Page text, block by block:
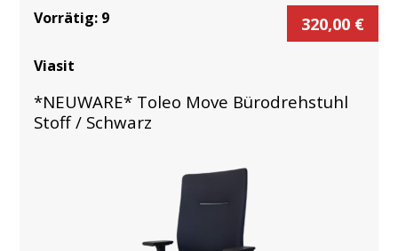
Vorrätig: 9 320,00 €
Viasit
*NEUWARE* Toleo Move Bürodrehstuhl
Stoff / Schwarz